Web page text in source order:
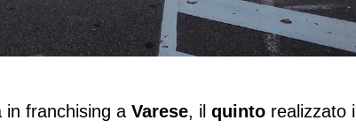
collaborazione con La Quattro
in franchising a Varese, il quinto realizzato